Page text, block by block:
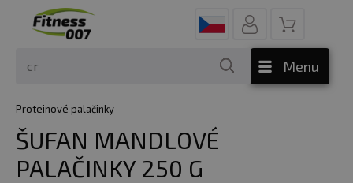
Menu
Proteinové palačinky
ŠUFAN MANDLOVÉ
PALAČINKY 250 G